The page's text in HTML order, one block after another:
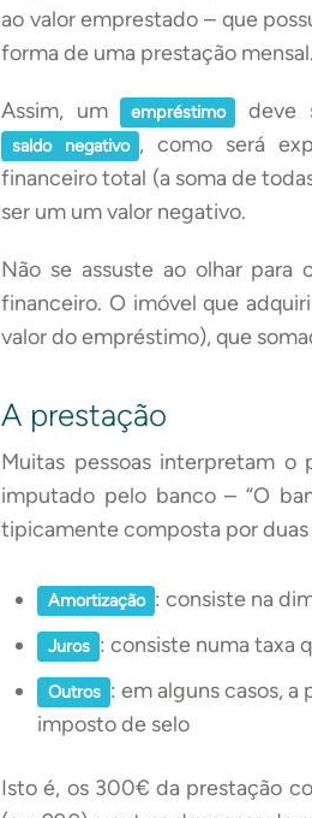
ao valor emprestado – que
forma de uma prestação mensal.
Assim, um empréstimo deve
saldo negativo , como será
financeiro total (a soma de
ser um um valor negativo.
Não se assuste ao olhar
financeiro. O imóvel que
valor do empréstimo), que
A prestação
Muitas pessoas interpretam
imputado pelo banco – “O
tipicamente composta por
Amortização : consiste na
Juros : consiste numa taxa
Outros : em alguns casos,
imposto de selo
Isto é, os 300€ da prestação